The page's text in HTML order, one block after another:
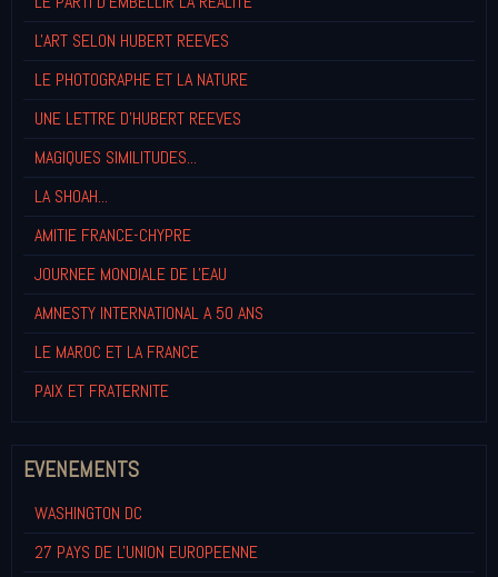
L'ART SELON HUBERT REEVES
LE PHOTOGRAPHE ET LA NATURE
UNE LETTRE D'HUBERT REEVES
MAGIQUES SIMILITUDES...
LA SHOAH...
AMITIE FRANCE-CHYPRE
JOURNEE MONDIALE DE L'EAU
AMNESTY INTERNATIONAL A 50 ANS
LE MAROC ET LA FRANCE
PAIX ET FRATERNITE
EVENEMENTS
WASHINGTON DC
27 PAYS DE L'UNION EUROPEENNE